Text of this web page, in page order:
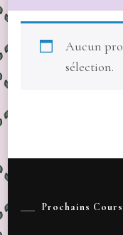
Aucun
sélection.
Prochains